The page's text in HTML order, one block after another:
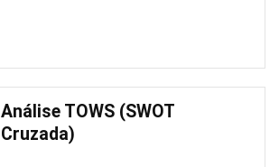
Análise TOWS (SWOT
Cruzada)